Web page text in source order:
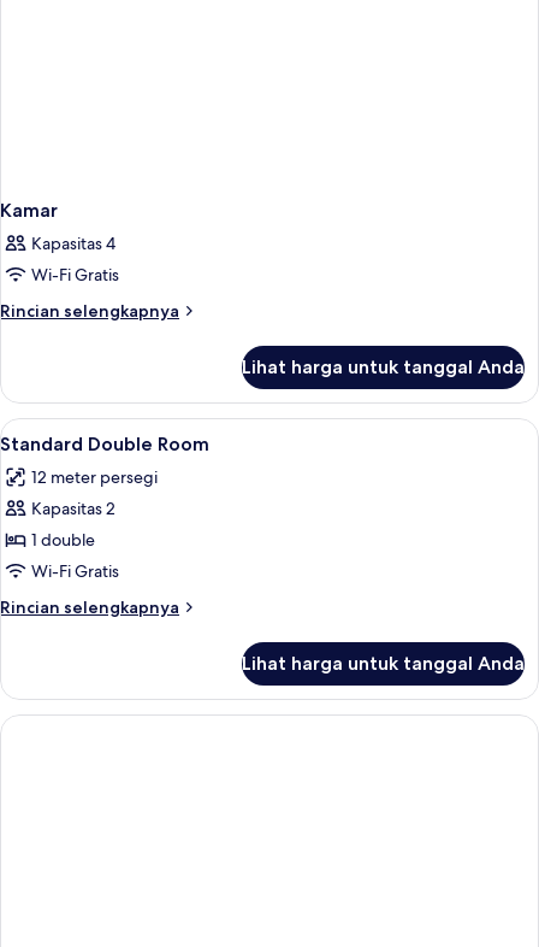
Kamar
Kapasitas 4
Wi-Fi Gratis
Rincian selengkapnya
Rincian
Kamar
Lihat harga untuk tanggal Anda
Lihat
semua
foto
untuk
Standard
Double
Room
Seprai premium, tempat tidur Select
20
Standard Double Room
12 meter persegi
Kapasitas 2
1 double
Wi-Fi Gratis
Rincian selengkapnya
Rincian
Standard
Double
Room
Lihat harga untuk tanggal Anda